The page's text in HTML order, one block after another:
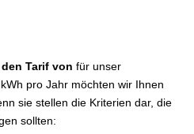
Tarif von für unser
pro Jahr möchten wir Ihnen
sie stellen die Kriterien dar, die
sollten: